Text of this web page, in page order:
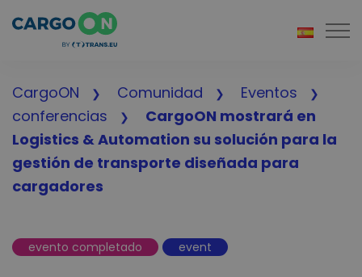
CargoON Comunidad
Eventos
conferencias
CargoON mostrará en
Logistics & Automation su solución para la
gestión de transporte diseñada para
cargadores
evento completado event